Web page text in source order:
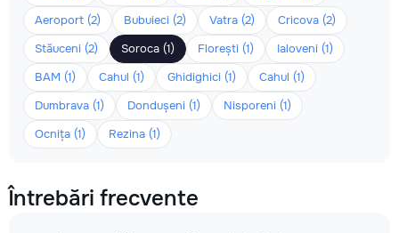
Aeroport (2)
Bubuieci (2) Vatra (2)
Cricova (2)
Stăuceni (2)
Soroca (1) Florești (1)
Ialoveni (1)
BAM (1)
Cahul (1) Ghidighici (1)
Cahul (1)
Dumbrava (1)
Dondușeni (1)
Nisporeni (1)
Ocnița (1)
Rezina (1)
Întrebări frecvente